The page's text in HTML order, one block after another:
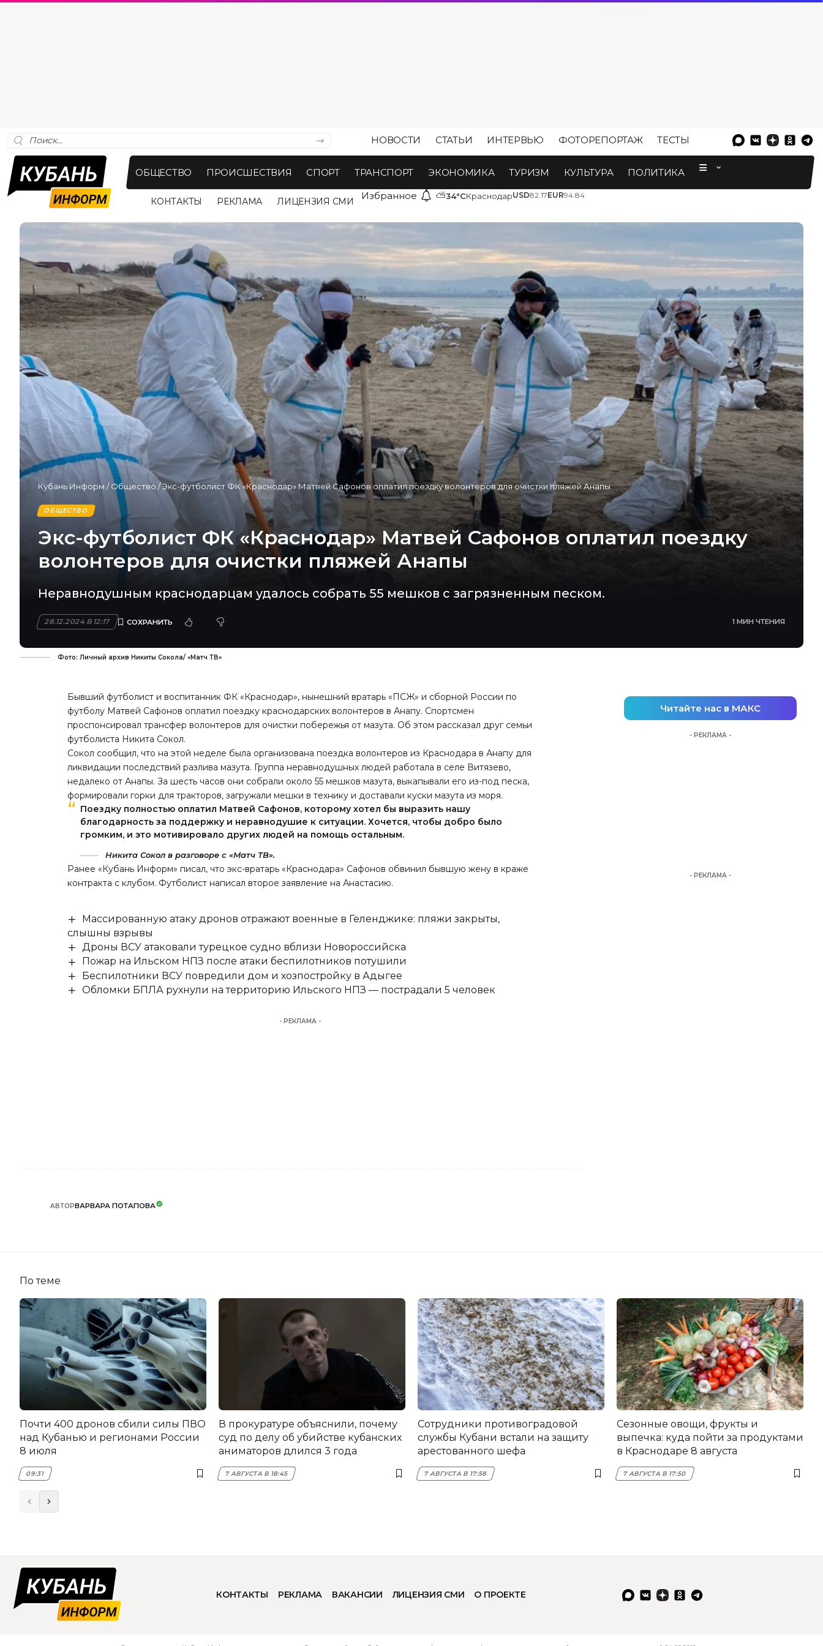
НОВОСТИ СТАТЬИ ИНТЕРВЬЮ ФОТОРЕПОРТАЖ ТЕСТЫ
ОБЩЕСТВО ПРОИСШЕСТВИЯ СПОРТ ТРАНСПОРТ ЭКОНОМИКА ТУРИЗМ КУЛЬТУРА ПОЛИТИКА
КОНТАКТЫ РЕКЛАМА ЛИЦЕНЗИЯ СМИ Избранное ⛅34°CКраснодарUSD82.17EUR94.84
Кубань Информ /Общество /Экс-футболист ФК «Краснодар» Матвей Сафонов оплатил поездку волонтеров для очистки пляжей Анапы
ОБЩЕСТВО
Экс-футболист ФК «Краснодар» Матвей Сафонов оплатил поездку
волонтеров для очистки пляжей Анапы
Неравнодушным краснодарцам удалось собрать 55 мешков с загрязненным песком.
28.12.2024 В 12:17 1 МИН ЧТЕНИЯ
Фото: Личный архив Никиты Сокола/ «Матч ТВ»
Бывший футболист и воспитанник ФК «Краснодар», нынешний вратарь «ПСЖ» и сборной России по
футболу Матвей Сафонов оплатил поездку краснодарских волонтеров в Анапу. Спортсмен
проспонсировал трансфер волонтеров для очистки побережья от мазута. Об этом рассказал друг семьи
футболиста Никита Сокол.
Сокол сообщил, что на этой неделе была организована поездка волонтеров из Краснодара в Анапу для
ликвидации последствий разлива мазута. Группа неравнодушных людей работала в селе Витязево,
недалеко от Анапы. За шесть часов они собрали около 55 мешков мазута, выкапывали его из-под песка,
формировали горки для тракторов, загружали мешки в технику и доставали куски мазута из моря.
Поездку полностью оплатил Матвей Сафонов, которому хотел бы выразить нашу
благодарность за поддержку и неравнодушие к ситуации. Хочется, чтобы добро было
громким, и это мотивировало других людей на помощь остальным.
Никита Сокол в разговоре с «Матч ТВ».
Ранее «Кубань Информ» писал, что экс-вратарь «Краснодара» Сафонов обвинил бывшую жену в краже
контракта с клубом. Футболист написал второе заявление на Анастасию.
Массированную атаку дронов отражают военные в Геленджике: пляжи закрыты,
слышны взрывы
Дроны ВСУ атаковали турецкое судно вблизи Новороссийска
Пожар на Ильском НПЗ после атаки беспилотников потушили
Беспилотники ВСУ повредили дом и хозпостройку в Адыгее
Обломки БПЛА рухнули на территорию Ильского НПЗ — пострадали 5 человек
- РЕКЛАМА -
АВТОРВАРВАРА ПОТАПОВА
Читайте нас в МАКС
- РЕКЛАМА -
- РЕКЛАМА -
По теме
Почти 400 дронов сбили силы ПВО
над Кубанью и регионами России
8 июля
09:31
В прокуратуре объяснили, почему
суд по делу об убийстве кубанских
аниматоров длился 3 года
7 АВГУСТА В 18:45
Сотрудники противоградовой
службы Кубани встали на защиту
арестованного шефа
7 АВГУСТА В 17:58
Сезонные овощи, фрукты и
выпечка: куда пойти за продуктами
в Краснодаре 8 августа
7 АВГУСТА В 17:50
КОНТАКТЫ РЕКЛАМА ВАКАНСИИ ЛИЦЕНЗИЯ СМИ О ПРОЕКТЕ